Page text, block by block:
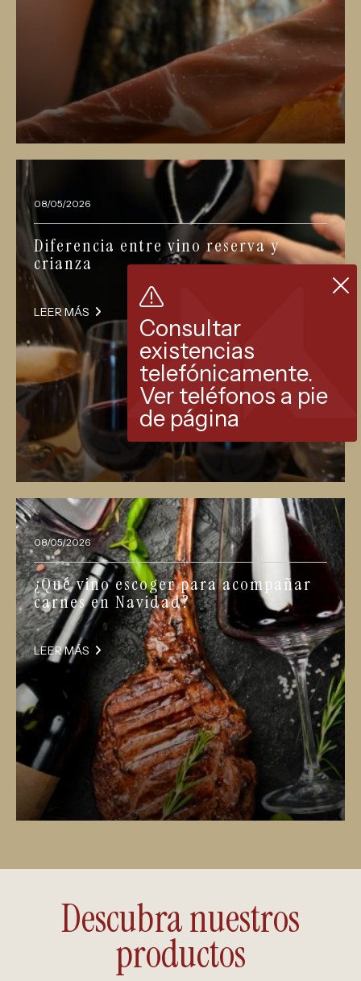
08/05/2026
Diferencia entre vino reserva y
crianza
LEER MÁS
08/05/2026
¿Qué vino escoger para acompañar
carnes en Navidad?
LEER MÁS
Descubra nuestros
productos
Consultar
existencias
telefónicamente.
Ver teléfonos a pie
de página